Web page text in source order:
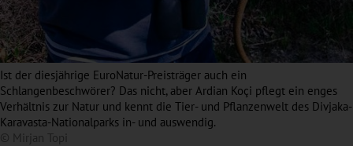
Ist der diesjährige EuroNatur-Preisträger auch ein
Schlangenbeschwörer? Das nicht, aber Ardian Koçi pflegt ein enges
Verhältnis zur Natur und kennt die Tier- und Pflanzenwelt des Divjaka-
Karavasta-Nationalparks in- und auswendig.
© Mirjan Topi